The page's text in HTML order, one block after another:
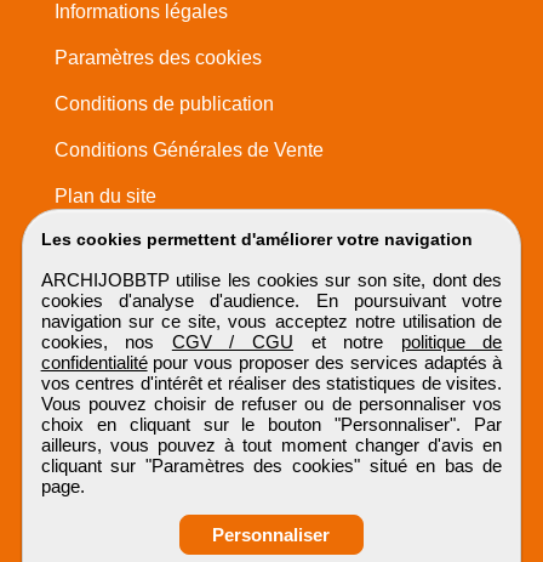
Les cookies permettent d'améliorer votre navigation
ARCHIJOBBTP utilise les cookies sur son site, dont des
cookies d'analyse d'audience. En poursuivant votre
navigation sur ce site, vous acceptez notre utilisation de
cookies, nos CGV / CGU et notre politique de
confidentialitépour vous proposer des services adaptés à
vos centres d'intérêt et réaliser des statistiques de visites.
Vous pouvez choisir de refuser ou de personnaliser vos
choix en cliquant sur le bouton "Personnaliser". Par
ailleurs, vous pouvez à tout moment changer d'avis en
cliquant sur "Paramètres des cookies" situé en bas de
page.
Personnaliser
Informations légales
Paramètres des cookies
Conditions de publication
Conditions Générales de Vente
Plan du site